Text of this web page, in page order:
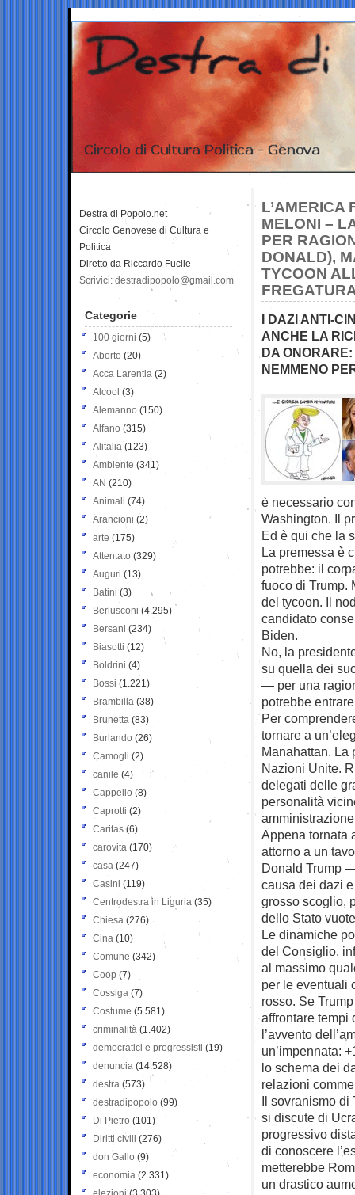
L’AMERICA
MELONI –
PER
DONALD),
TYCOON
I DAZI ANTI-
ANCHE LA
DA
NEMMENO
è necessario
Washington. Il
Ed è qui che la
La premessa è
potrebbe: il
fuoco di Trump.
del tycoon. Il
candidato
Biden.
No, la
su quella dei
— per una
potrebbe
Per
tornare a
Manahattan. La
Nazioni Unite.
delegati delle
personalità
Appena tornata
attorno a un
Donald Trump
causa dei dazi
grosso scoglio,
dello Stato
Le dinamiche
del Consiglio,
al massimo
per le eventuali
rosso. Se
affrontare tempi
l’avvento
un’impennata:
lo schema dei
relazioni
Il sovranismo di
si discute di
progressivo
di conoscere
metterebbe
un drastico
Destra di Popolo.net
Circolo Genovese di Cultura e
Politica
Diretto da Riccardo Fucile
Scrivici: destradipopolo@gmail.com
Categorie
100 giorni (5)
Aborto (20)
Acca Larentia (2)
Alcool (3)
Alemanno (150)
Alfano (315)
Alitalia (123)
Ambiente (341)
AN (210)
Animali (74)
Arancioni (2)
arte (175)
Attentato (329)
Auguri (13)
Batini (3)
Berlusconi (4.295)
Bersani (234)
Biasotti (12)
Boldrini (4)
Bossi (1.221)
Brambilla (38)
Brunetta (83)
Burlando (26)
Camogli (2)
canile (4)
Cappello (8)
Caprotti (2)
Caritas (6)
carovita (170)
casa (247)
Casini (119)
Centrodestra in Liguria (35)
Chiesa (276)
Cina (10)
Comune (342)
Coop (7)
Cossiga (7)
Costume (5.581)
criminalità (1.402)
democratici e progressisti (19)
denuncia (14.528)
destra (573)
destradipopolo (99)
Di Pietro (101)
Diritti civili (276)
don Gallo (9)
economia (2.331)